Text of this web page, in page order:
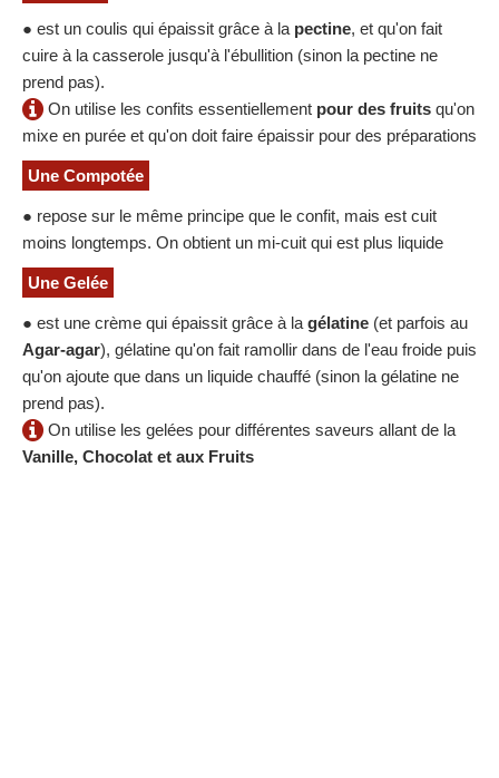
● est un coulis qui épaissit grâce à la pectine, et qu'on fait
cuire à la casserole jusqu'à l'ébullition (sinon la pectine ne
prend pas).
On utilise les confits essentiellement pour des fruits qu'on
mixe en purée et qu'on doit faire épaissir pour des préparations
Une Compotée
● repose sur le même principe que le confit, mais est cuit
moins longtemps. On obtient un mi-cuit qui est plus liquide
Une Gelée
● est une crème qui épaissit grâce à lagélatine (et parfois au
Agar-agar), gélatine qu'on fait ramollir dans de l'eau froide puis
qu'on ajoute que dans un liquide chauffé (sinon la gélatine ne
prend pas).
On utilise les gelées pour différentes saveurs allant de la
Vanille, Chocolat et aux Fruits